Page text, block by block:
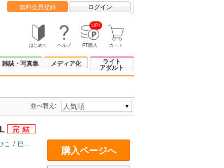
無料会員登録 ログイン
はじめて ヘルプ
UP!
PT購入 カート
雑誌・写真集 メディア化
ライト
アダルト
並べ替え:
こ / 巳蛇百にけ 三川ケイヤ
購入ページへ